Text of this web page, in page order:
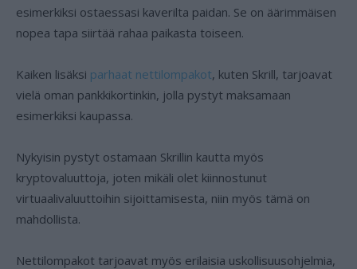
esimerkiksi ostaessasi kaverilta paidan. Se on äärimmäisen
nopea tapa siirtää rahaa paikasta toiseen.
Kaiken lisäksi parhaat nettilompakot, kuten Skrill, tarjoavat
vielä oman pankkikortinkin, jolla pystyt maksamaan
esimerkiksi kaupassa.
Nykyisin pystyt ostamaan Skrillin kautta myös
kryptovaluuttoja, joten mikäli olet kiinnostunut
virtuaalivaluuttoihin sijoittamisesta, niin myös tämä on
mahdollista.
Nettilompakot tarjoavat myös erilaisia uskollisuusohjelmia,